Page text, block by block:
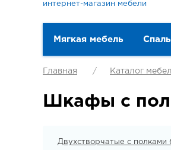
интернет-магазин мебели
Мягкая мебель
Главная Каталог
Шкафы с
Двухстворчатые с полками